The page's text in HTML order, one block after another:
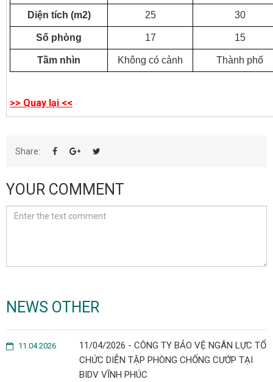
Diện tích (m2) 25 30
Số phòng 17 15
Tầm nhìn Không có cảnh Thành phố
>> Quay lại <<
Share:
YOUR COMMENT
NEWS OTHER
11/04/2026 - CÔNG TY BẢO VỆ NGÂN LỰC TỔ
CHỨC DIỄN TẬP PHÒNG CHỐNG CƯỚP TẠI
BIDV VĨNH PHÚC
11.04.2026